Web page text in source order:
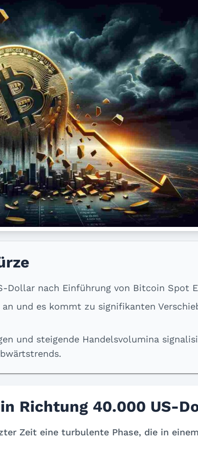
Dollar nach Einführung von Bitcoin Spot
und es kommt zu signifikanten
und steigende Handelsvolumina
Richtung 40.000 US-
Zeit eine turbulente Phase, die in